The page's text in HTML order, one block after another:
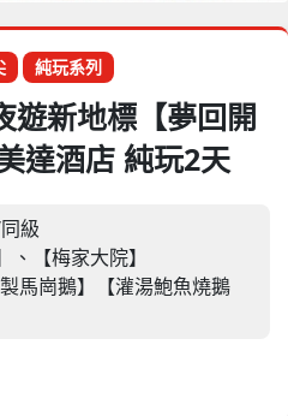
純玩系列
遊新地標【夢回開
達酒店 純玩2天
級
、【梅家大院】
馬崗鵝】【灌湯鮑魚燒鵝